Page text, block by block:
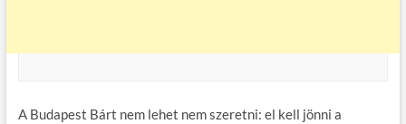
A Budapest Bárt nem lehet nem szeretni: el kell jönni a